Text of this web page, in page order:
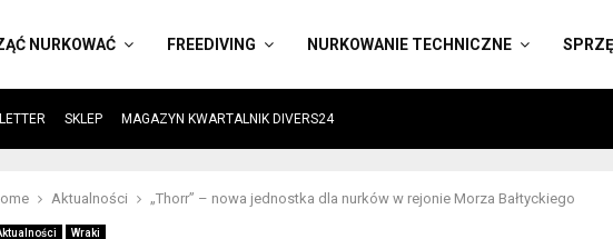
NURKOWAĆ FREEDIVING NURKOWANIE TECHNICZNE
SKLEP MAGAZYN KWARTALNIK DIVERS24
Aktualności „Thorr” – nowa jednostka dla nurków w rejonie Morza Bałtyckiego
Wraki